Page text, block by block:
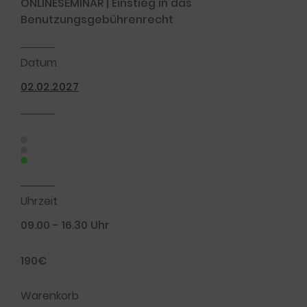
ONLINESEMINAR | Einstieg in das
Benutzungsgebührenrecht
Datum
02.02.2027
Uhrzeit
09.00 - 16.30 Uhr
190€
Warenkorb